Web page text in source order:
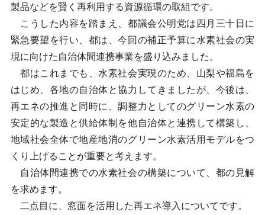
製品などを賢く再利用する資源循環の取組です。
こうした内容を踏まえ、都議会公明党は四月三十日に
緊急要望を行い、都は、今回の補正予算に水素社会の実
現に向けた自治体間連携事業を盛り込みました。
都はこれまでも、水素社会実現のため、山梨や福島を
はじめ、各地の自治体と協力してきましたが、今後は、
再エネの推進と同時に、調整力としてのグリーン水素の
安定的な製造と供給体制を他自治体と連携して構築し、
地域社会全体で地産地消のグリーン水素活用モデルをつ
くり上げることが重要と考えます。
自治体間連携での水素社会の構築について、都の見解
を求めます。
二点目に、窓面を活用した再エネ導入についてです。